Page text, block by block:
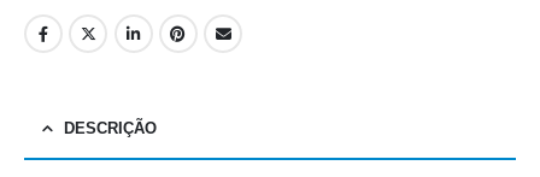
DESCRIÇÃO